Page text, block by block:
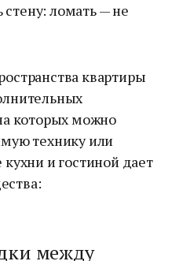
стену: ломать — не
квартиры
которых можно
технику или
и гостиной дает
между